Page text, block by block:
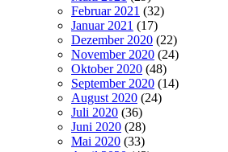
Februar 2021 (32)
Januar 2021 (17)
Dezember 2020 (22)
November 2020 (24)
Oktober 2020 (48)
September 2020 (14)
August 2020 (24)
Juli 2020 (36)
Juni 2020 (28)
Mai 2020 (33)